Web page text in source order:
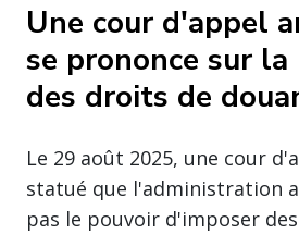
Une cour d'appel
se prononce sur
des droits de
Le 29 août 2025, une cour
statué que l'administration
pas le pouvoir d'imposer